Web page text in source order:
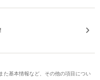
た基本情報など、その他の項目につい